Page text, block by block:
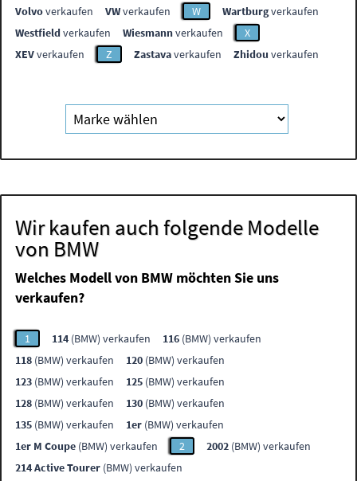
Volvoverkaufen VWverkaufen W Wartburgverkaufen
Westfieldverkaufen Wiesmannverkaufen
X
XEVverkaufen Z Zastavaverkaufen Zhidou verkaufen
Wir kaufen auch folgende Modelle
von BMW
Welches Modell von BMW möchten Sie uns
verkaufen?
1 114 (BMW) verkaufen 116 (BMW) verkaufen
118 (BMW) verkaufen 120 (BMW) verkaufen
123 (BMW) verkaufen 125 (BMW) verkaufen
128 (BMW) verkaufen 130 (BMW) verkaufen
135 (BMW) verkaufen 1er (BMW) verkaufen
1er M Coupe (BMW) verkaufen 2 2002 (BMW) verkaufen
214 Active Tourer (BMW) verkaufen